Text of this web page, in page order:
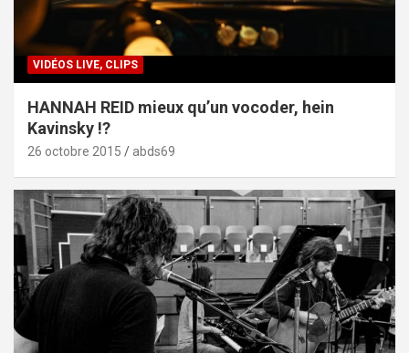
VIDÉOS LIVE, CLIPS
HANNAH REID mieux qu’un vocoder, hein
Kavinsky !?
26 octobre 2015 abds69